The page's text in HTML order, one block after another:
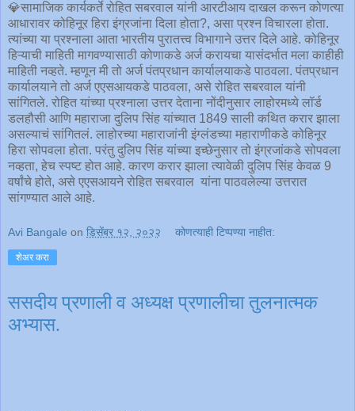
💎सामाजिक कार्यकर्ते रोहित सबरवाल यांनी आरटीआय दाखल करून कोणत्या
आधारावर कोहिनूर हिरा इंग्रजांना दिला होता?, असा प्रश्न विचारला होता.
त्यांच्या या प्रश्नाला आता भारतीय पुरातत्त्व विभागाने उत्तर दिले आहे. कोहिनूर
हिऱ्याची माहिती मागवण्यासाठी कोणाकडे अर्ज करायचा यासंदर्भात मला काहीही
माहिती नव्हते. म्हणून मी तो अर्ज पंतप्रधान कार्यालयाकडे पाठवला. पंतप्रधान
कार्यालयाने तो अर्ज एएसआयकडे पाठवला, असे रोहित सबरवाल यांनी
सांगितले. रोहित यांच्या प्रश्नाला उत्तर देताना नोंदीनुसार लाहोरमध्ये लॉर्ड
डलहौसी आणि महाराजा दुलिप सिंह यांच्यात 1849 साली कथित करार झाला
असल्याचं सांगितलं. लाहोरच्या महाराजांनी इंग्लंडच्या महाराणीकडे कोहिनूर
हिरा सोपवला होता. परंतु दुलिप सिंह यांच्या इच्छेनुसार तो इंग्रजांकडे सोपवला
नव्हता, हेच स्पष्ट होत आहे. कारण करार झाला त्यावेळी दुलिप सिंह केवळ 9
वर्षांचे होते, असे एएसआयने रोहित सबरवाल यांना पाठवलेल्या उत्तरात
सांगण्यात आले आहे.
Avi Bangale on डिसेंबर १२, २०२२ कोणत्याही टिप्पण्‍या नाहीत:
शेअर करा
ससदीय प्रणाली व अध्यक्ष प्रणालीचा तुलनात्मक
अभ्यास.